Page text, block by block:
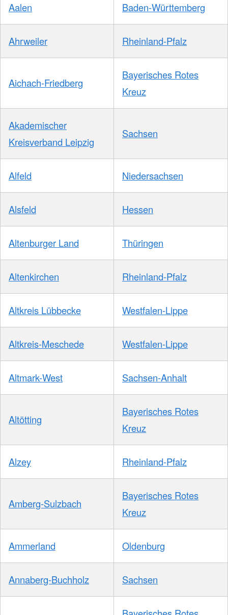
Aalen Baden-Württemberg
Ahrweiler Rheinland-Pfalz
Aichach-Friedberg
Bayerisches Rotes
Kreuz
Akademischer
Kreisverband Leipzig
Sachsen
Alfeld Niedersachsen
Alsfeld Hessen
Altenburger Land Thüringen
Altenkirchen Rheinland-Pfalz
Altkreis Lübbecke Westfalen-Lippe
Altkreis-Meschede Westfalen-Lippe
Altmark-West Sachsen-Anhalt
Altötting
Bayerisches Rotes
Kreuz
Alzey Rheinland-Pfalz
Amberg-Sulzbach
Bayerisches Rotes
Kreuz
Ammerland Oldenburg
Annaberg-Buchholz Sachsen